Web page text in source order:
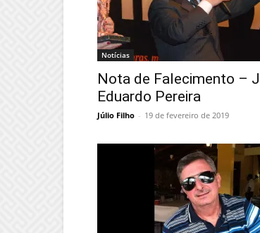
Notícias
Nota de Falecimento –
Eduardo Pereira
Júlio Filho - 19 de fevereiro de 2019